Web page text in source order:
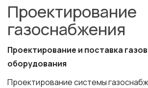
Порядок и стоимость
Проектирование
газоснабжения
Проектирование и поставка
оборудования
Проектирование системы